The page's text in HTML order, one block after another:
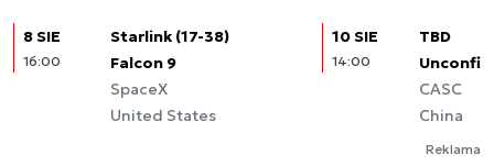
8 SIE
16:00
Starlink (17-38)
Falcon 9
SpaceX
United States
10 SIE
14:00
TBD
CASC
China
Reklama